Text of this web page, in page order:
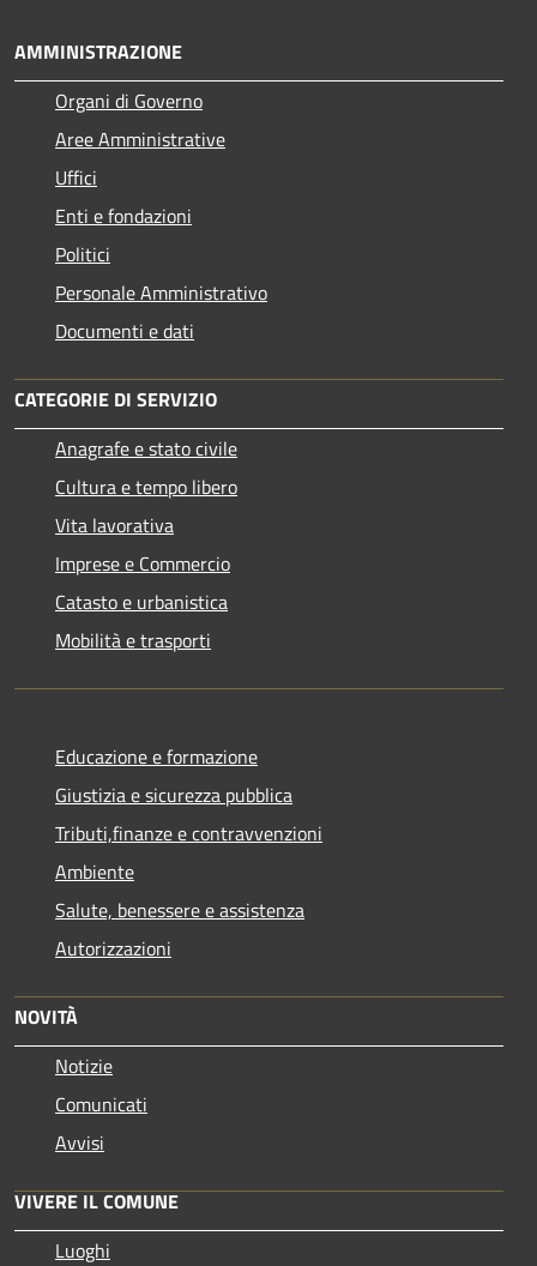
AMMINISTRAZIONE
Organi di Governo
Aree Amministrative
Uffici
Enti e fondazioni
Politici
Personale Amministrativo
Documenti e dati
CATEGORIE DI SERVIZIO
Anagrafe e stato civile
Cultura e tempo libero
Vita lavorativa
Imprese e Commercio
Catasto e urbanistica
Mobilità e trasporti
Educazione e formazione
Giustizia e sicurezza pubblica
Tributi,finanze e contravvenzioni
Ambiente
Salute, benessere e assistenza
Autorizzazioni
NOVITÀ
Notizie
Comunicati
Avvisi
VIVERE IL COMUNE
Luoghi